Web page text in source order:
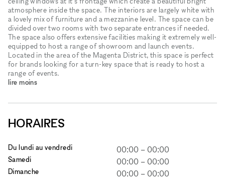
atmosphere inside the space. The interiors are largely white with
a lovely mix of furniture and a mezzanine level. The space can be
divided over two rooms with two separate entrances if needed.
The space also offers extensive facilities making it extremely well-
equipped to host a range of showroom and launch events.
Located in the area of the Magenta District, this space is perfect
for brands looking for a turn-key space that is ready to host a
range of events.
lire moins
HORAIRES
Du lundi au vendredi 00:00 – 00:00
Samedi 00:00 – 00:00
Dimanche 00:00 – 00:00